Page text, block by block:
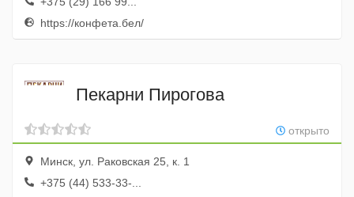
https://конфета.бел/
Пекарни Пирогова
открыто
Минск, ул. Раковская 25, к. 1
+375 (44) 533-33-...